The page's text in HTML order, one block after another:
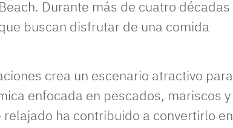
Durante más de cuatro décadas
buscan disfrutar de una comida
crea un escenario atractivo para
enfocada en pescados, mariscos y
ha contribuido a convertirlo en